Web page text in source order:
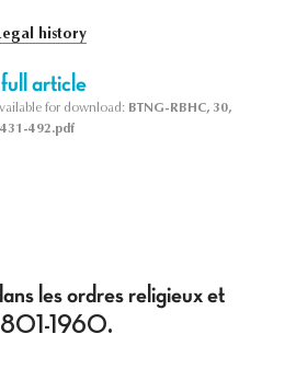
history
article
for download: BTNG-RBHC, 30,
492.pdf
les ordres religieux et
1801-1960.